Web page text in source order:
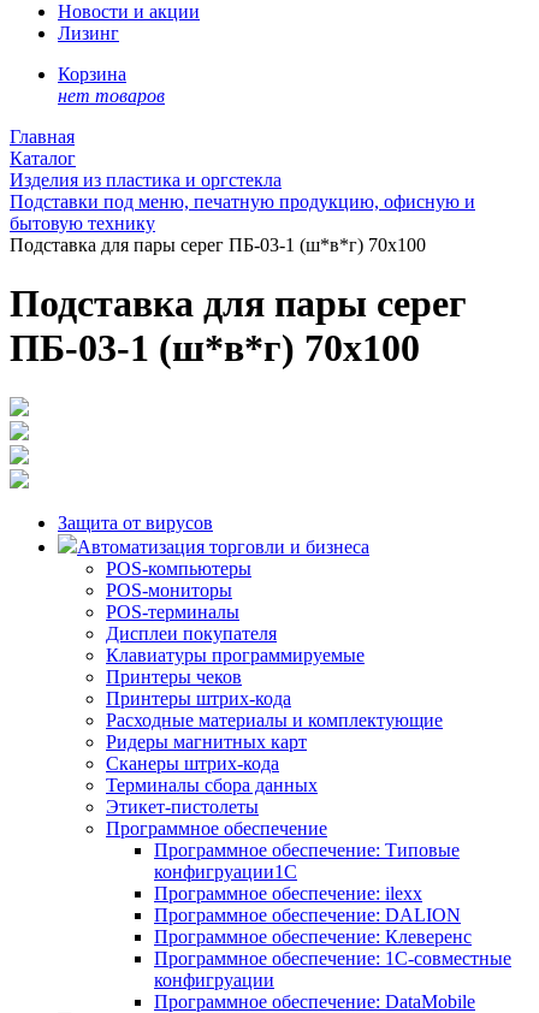
Новости и акции
Лизинг
Корзина
нет товаров
Главная
Каталог
Изделия из пластика и оргстекла
Подставки под меню, печатную продукцию, офисную и
бытовую технику
Подставка для пары серег ПБ-03-1 (ш*в*г) 70х100
Подставка для пары серег
ПБ-03-1 (ш*в*г) 70х100
Защита от вирусов
Автоматизация торговли и бизнеса
POS-компьютеры
POS-мониторы
POS-терминалы
Дисплеи покупателя
Клавиатуры программируемые
Принтеры чеков
Принтеры штрих-кода
Расходные материалы и комплектующие
Ридеры магнитных карт
Сканеры штрих-кода
Терминалы сбора данных
Этикет-пистолеты
Программное обеспечение
Программное обеспечение: Типовые
конфигруации1С
Программное обеспечение: ilexx
Программное обеспечение: DALION
Программное обеспечение: Клеверенс
Программное обеспечение: 1С-совместные
конфигруации
Программное обеспечение: DataMobile